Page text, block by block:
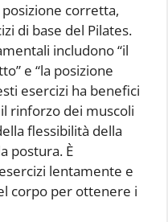
corretta,
di base del Pilates.
includono “il
e “la posizione
esercizi ha benefici
rinforzo dei muscoli
flessibilità della
postura. È
lentamente e
corpo per ottenere i